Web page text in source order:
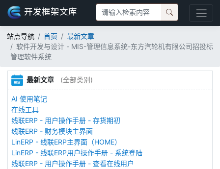
开发框架文库
站点导航 首页
最新文章
软件开发与设计 - MIS-管理信息系统-东方汽轮机有限公司招投标
管理软件系统
最新文章 (全部类别)
AI 使用笔记
在线工具
线联ERP - 用户操作手册 - 存货期初
线联ERP - 财务模块主界面
LinERP - 线联ERP主界面（HOME）
LinERP - 线联ERP用户操作手册 - 系统登陆
线联ERP - 用户操作手册 - 查看在线用户